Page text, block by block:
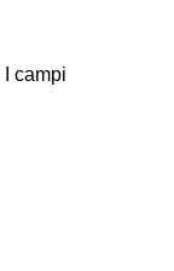
I campi